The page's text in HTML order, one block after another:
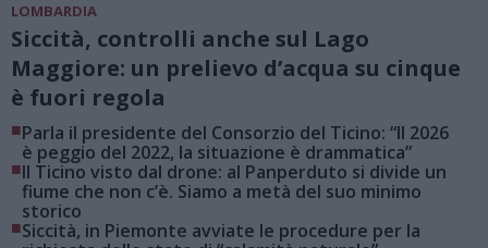
LOMBARDIA
Siccità, controlli anche sul Lago
Maggiore: un prelievo d’acqua su cinque
è fuori regola
■Parla il presidente del Consorzio del Ticino: “Il 2026
è peggio del 2022, la situazione è drammatica”
■Il Ticino visto dal drone: al Panperduto si divide un
fiume che non c’è. Siamo a metà del suo minimo
storico
■Siccità, in Piemonte avviate le procedure per la